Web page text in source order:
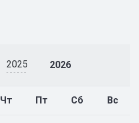
2025 2026
Чт Пт Сб Вс